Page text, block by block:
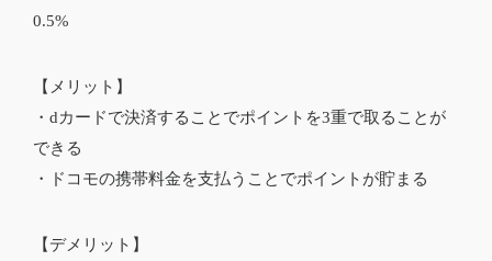
0.5%
【メリット】
・dカードで決済することでポイントを3重で取ることが
できる
・ドコモの携帯料金を支払うことでポイントが貯まる
【デメリット】